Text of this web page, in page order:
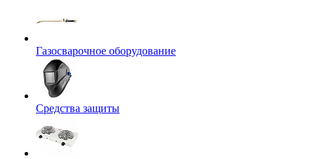
Газосварочное оборудование
Средства защиты